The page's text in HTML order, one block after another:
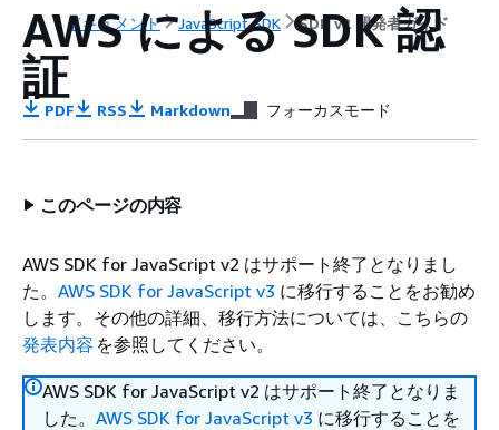
ドキュメント JavaScript SDK SDK v2 開発者ガイド
AWS による SDK 認
証
PDF RSS Markdown フォーカスモード
このページの内容
AWS SDK for JavaScript v2 はサポート終了となりまし
た。 AWS SDK for JavaScript v3 に移行することをお勧め
します。その他の詳細、移行方法については、こちらの
発表内容 を参照してください。
AWS SDK for JavaScript v2 はサポート終了となりま
した。 AWS SDK for JavaScript v3 に移行することを